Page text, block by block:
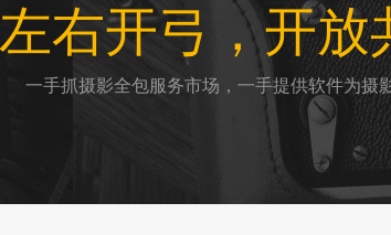
左右开弓，开放
一手抓摄影全包服务市场，一手提供软件为摄